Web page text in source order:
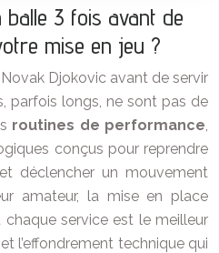
3 fois avant de
mise en jeu ?
Djokovic avant de servir
parfois longs, ne sont pas de
routines de performance,
conçus pour reprendre
déclencher un mouvement
amateur, la mise en place
chaque service est le meilleur
l’effondrement technique qui